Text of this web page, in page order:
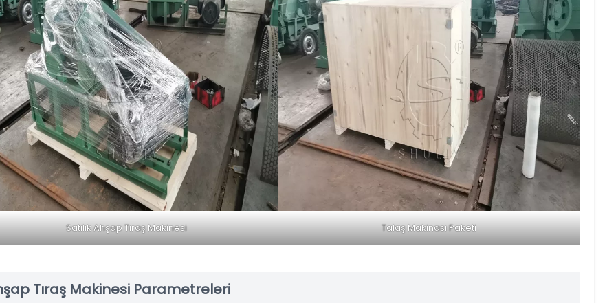
Satılık Ahşap Tıraş Makinesi Talaş Makinası Paketi
Tıraş Makinesi Parametreleri